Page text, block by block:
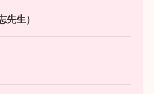
先生）